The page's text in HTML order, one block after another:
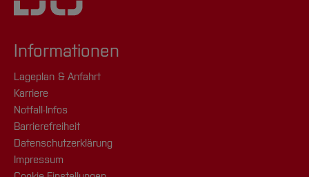
Informationen
Lageplan & Anfahrt
Karriere
Notfall-Infos
Barrierefreiheit
Datenschutzerklärung
Impressum